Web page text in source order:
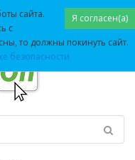
Я согласен(а)
сайта.
с
то должны покинуть сайт.
безопасности